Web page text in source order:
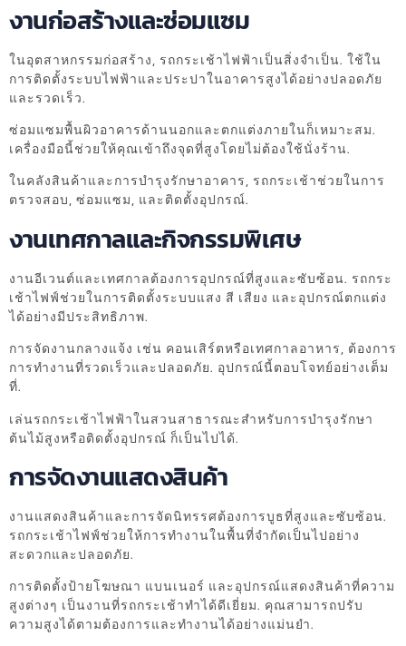
งานก่อสร้างและซ่อมแซม
ในอุตสาหกรรมก่อสร้าง, รถกระเช้าไฟฟ้าเป็นสิ่งจำเป็น. ใช้ใน
การติดตั้งระบบไฟฟ้าและประปาในอาคารสูงได้อย่างปลอดภัย
และรวดเร็ว.
ซ่อมแซมพื้นผิวอาคารด้านนอกและตกแต่งภายในก็เหมาะสม.
เครื่องมือนี้ช่วยให้คุณเข้าถึงจุดที่สูงโดยไม่ต้องใช้นั่งร้าน.
ในคลังสินค้าและการบำรุงรักษาอาคาร, รถกระเช้าช่วยในการ
ตรวจสอบ, ซ่อมแซม, และติดตั้งอุปกรณ์.
งานเทศกาลและกิจกรรมพิเศษ
งานอีเวนต์และเทศกาลต้องการอุปกรณ์ที่สูงและซับซ้อน. รถกระ
เช้าไฟฟ์ช่วยในการติดตั้งระบบแสง สี เสียง และอุปกรณ์ตกแต่ง
ได้อย่างมีประสิทธิภาพ.
การจัดงานกลางแจ้ง เช่น คอนเสิร์ตหรือเทศกาลอาหาร, ต้องการ
การทำงานที่รวดเร็วและปลอดภัย. อุปกรณ์นี้ตอบโจทย์อย่างเต็ม
ที่.
เล่นรถกระเช้าไฟฟ้าในสวนสาธารณะสำหรับการบำรุงรักษา
ต้นไม้สูงหรือติดตั้งอุปกรณ์ ก็เป็นไปได้.
การจัดงานแสดงสินค้า
งานแสดงสินค้าและการจัดนิทรรศต้องการบูธที่สูงและซับซ้อน.
รถกระเช้าไฟฟ์ช่วยให้การทำงานในพื้นที่จำกัดเป็นไปอย่าง
สะดวกและปลอดภัย.
การติดตั้งป้ายโฆษณา แบนเนอร์ และอุปกรณ์แสดงสินค้าที่ความ
สูงต่างๆ เป็นงานที่รถกระเช้าทำได้ดีเยี่ยม. คุณสามารถปรับ
ความสูงได้ตามต้องการและทำงานได้อย่างแม่นยำ.